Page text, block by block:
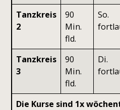
Tanzkreis
2
90
Min.
fld.
So.
Tanzkreis
3
90
Min.
fld.
Di.
Die Kurse sind 1x